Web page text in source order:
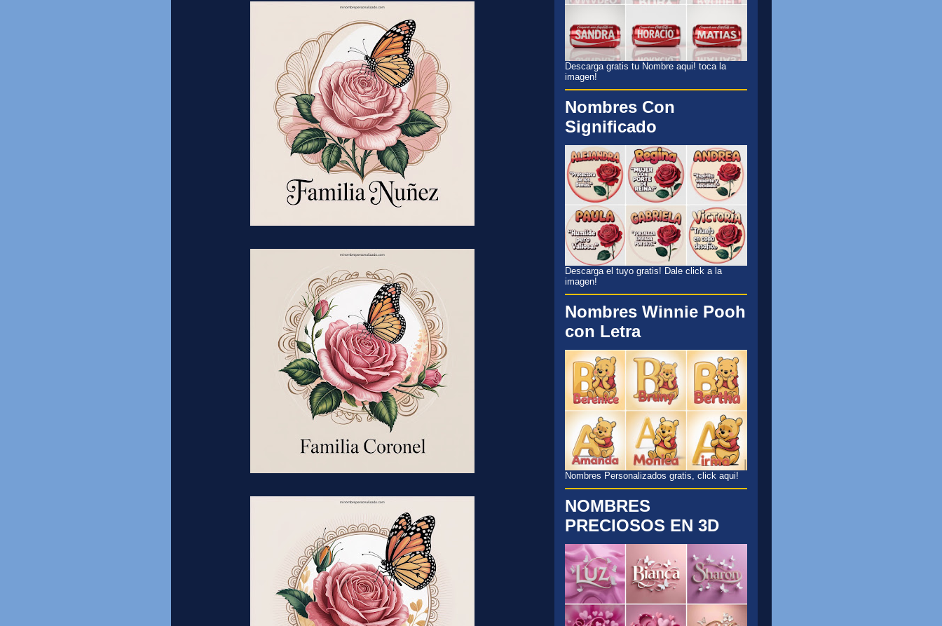
Descarga gratis tu Nombre aqui! toca la
imagen!
Nombres Con
Significado
Descarga el tuyo gratis! Dale click a la
imagen!
Nombres Winnie Pooh
con Letra
Nombres Personalizados gratis, click aqui!
NOMBRES
PRECIOSOS EN 3D